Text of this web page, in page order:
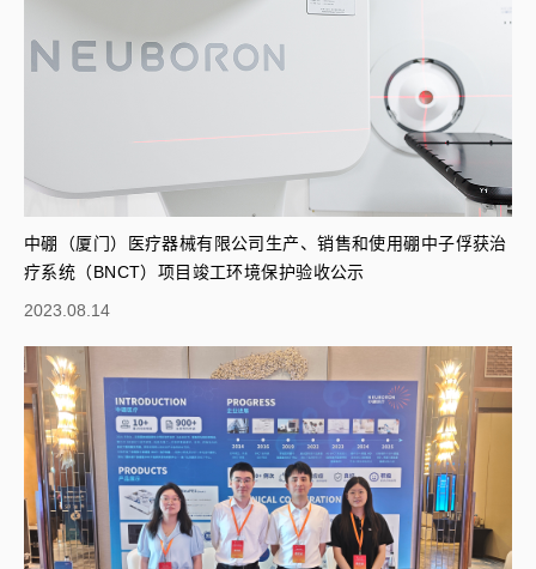
中硼（厦门）医疗器械有限公司生产、销售和使用硼中子俘获治
疗系统（BNCT）项目竣工环境保护验收公示
2023.08.14